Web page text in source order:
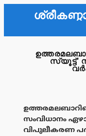
സ്യൂട്ട്’
സംവിധാനം
വിപുലീകരണ